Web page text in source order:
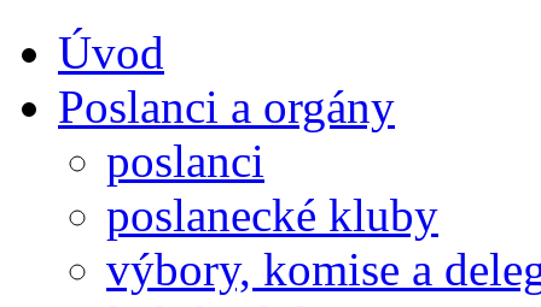
Úvod
Poslanci a orgány
poslanci
poslanecké kluby
výbory, komise a